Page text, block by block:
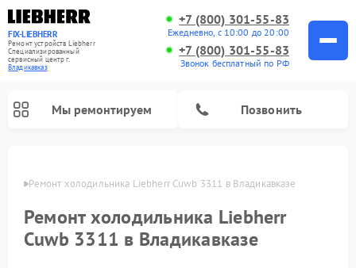
FIX-LIEBHERR
Ремонт устройств Liebherr
Специализированный
cервисный центр г.
Владикавказ
+7 (800) 301-55-83
Ежедневно, с 10:00 до 20:00
+7 (800) 301-55-83
Звонок бесплатный по РФ
Мы ремонтируем Позвонить
Ремонт холодильника Liebherr Cuwb 3311 в Владикавказе
Ремонт холодильника Liebherr
Cuwb 3311 в Владикавказе